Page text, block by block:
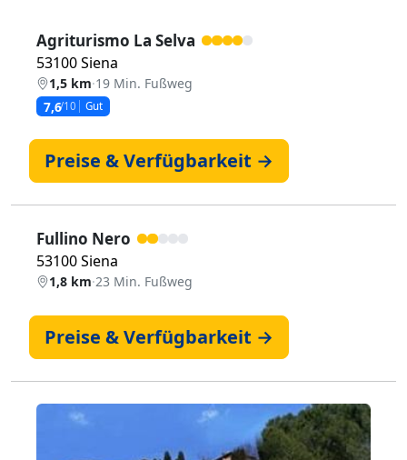
Agriturismo La Selva
53100 Siena
1,5 km·19 Min. Fußweg
7,6/10 Gut
Preise & Verfügbarkeit →
Fullino Nero
53100 Siena
1,8 km·23 Min. Fußweg
Preise & Verfügbarkeit →